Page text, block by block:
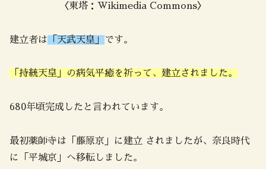
〈東塔：Wikimedia Commons〉
建立者は 「天武天皇」 です。
「 持統天皇」の病気平癒を祈って、建立されました。
680年頃完成したと言われています。
最初薬師寺は「藤原京」に建立 されましたが、奈良時代
に「平城京」へ移転しました。